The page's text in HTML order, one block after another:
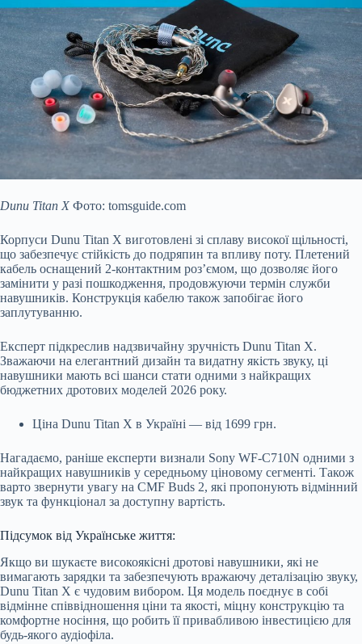
Dunu Titan X Фото: tomsguide.com
Корпуси Dunu Titan X виготовлені зі сплаву високої щільності,
що забезпечує стійкість до подряпин та впливу поту. Плетений
кабель оснащений 2-контактним роз’ємом, що дозволяє його
замінити у разі пошкодження, продовжуючи термін служби
навушників. Конструкція кабелю також запобігає його
заплутуванню.
Експерт підкреслив надзвичайну зручність Dunu Titan X.
Зважаючи на елегантний дизайн та видатну якість звуку, ці
навушники мають всі шанси стати одними з найкращих
бюджетних дротових моделей 2026 року.
Ціна Dunu Titan X в Україні — від 1699 грн.
Нагадаємо, раніше експерти визнали Sony WF-C710N одними з
найкращих навушників у середньому ціновому сегменті. Також
варто звернути увагу на CMF Buds 2, які пропонують відмінний
звук та функціонал за доступну вартість.
Підсумок від Українське життя:
Якщо ви шукаєте високоякісні дротові навушники, які не
вимагають зарядки та забезпечують вражаючу деталізацію звуку,
Dunu Titan X є чудовим вибором. Ця модель поєднує в собі
відмінне співвідношення ціни та якості, міцну конструкцію та
комфортне носіння, що робить її привабливою інвестицією для
будь-якого аудіофіла.